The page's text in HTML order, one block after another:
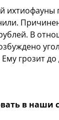
ихтиофауны
В
грозит
в наши